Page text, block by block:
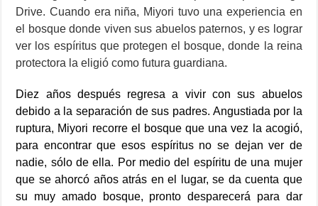
Drive. Cuando era niña, Miyori tuvo una experiencia en
el bosque donde viven sus abuelos paternos, y es lograr
ver los espíritus que protegen el bosque, donde la reina
protectora la eligió como futura guardiana.
Diez años después regresa a vivir con sus abuelos
debido a la separación de sus padres. Angustiada por la
ruptura, Miyori recorre el bosque que una vez la acogió,
para encontrar que esos espíritus no se dejan ver de
nadie, sólo de ella. Por medio del espíritu de una mujer
que se ahorcó años atrás en el lugar, se da cuenta que
su muy amado bosque, pronto desparecerá para dar